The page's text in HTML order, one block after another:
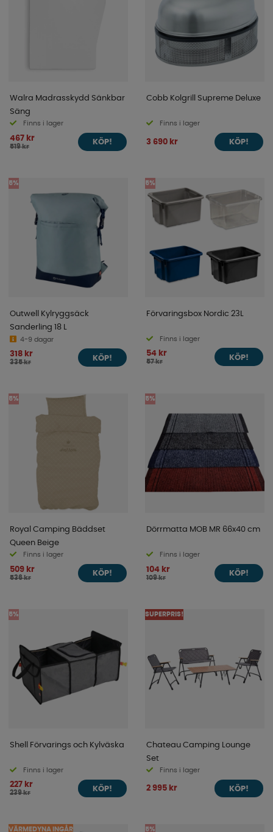
Walra Madrasskydd Sänkbar
Säng
Finns i lager
467 kr
519 kr
KÖP!
Cobb Kolgrill Supreme Deluxe
Finns i lager
3 690 kr KÖP!
5%
Outwell Kylryggsäck
Sanderling 18 L
4-9 dagar
318 kr
335 kr
KÖP!
5%
Förvaringsbox Nordic 23L
Finns i lager
54 kr
57 kr
KÖP!
5%
Royal Camping Bäddset
Queen Beige
Finns i lager
509 kr
536 kr
KÖP!
5%
Dörrmatta MOB MR 66x40 cm
Finns i lager
104 kr
109 kr
KÖP!
5%
Shell Förvarings och Kylväska
Finns i lager
227 kr
239 kr
KÖP!
SUPERPRIS!
Chateau Camping Lounge
Set
Finns i lager
2 995 kr KÖP!
VÄRMEDYNA INGÅR 5%